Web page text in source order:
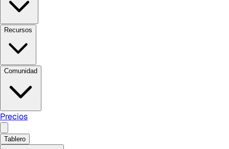
Recursos
Comunidad
Precios
Tablero